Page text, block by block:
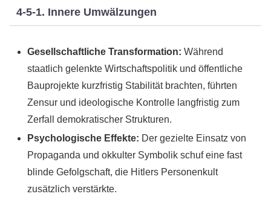
4-5-1. Innere Umwälzungen
Gesellschaftliche Transformation: Während
staatlich gelenkte Wirtschaftspolitik und öffentliche
Bauprojekte kurzfristig Stabilität brachten, führten
Zensur und ideologische Kontrolle langfristig zum
Zerfall demokratischer Strukturen.
Psychologische Effekte: Der gezielte Einsatz von
Propaganda und okkulter Symbolik schuf eine fast
blinde Gefolgschaft, die Hitlers Personenkult
zusätzlich verstärkte.